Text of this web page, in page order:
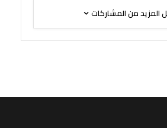
المزيد من المشاركات